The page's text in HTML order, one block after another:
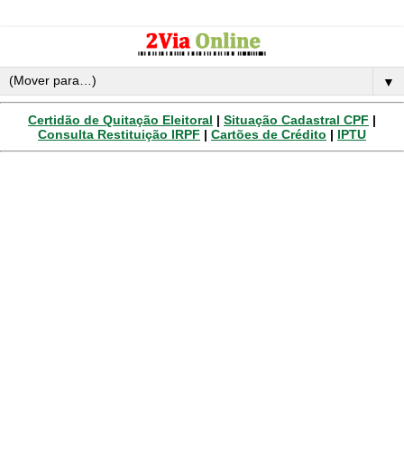
▼
Certidão de Quitação Eleitoral | Situação Cadastral CPF |
Consulta Restituição IRPF | Cartões de Crédito | IPTU